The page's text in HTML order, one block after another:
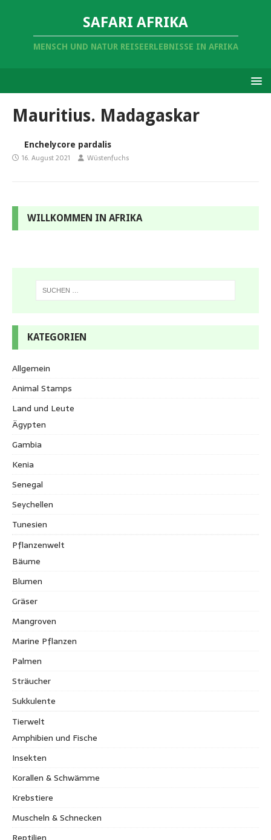
SAFARI AFRIKA
MENSCH UND NATUR REISEERLEBNISSE IN AFRIKA
Mauritius. Madagaskar
Enchelycore pardalis
16. August 2021 Wüstenfuchs
WILLKOMMEN IN AFRIKA
KATEGORIEN
Allgemein
Animal Stamps
Land und Leute
Ägypten
Gambia
Kenia
Senegal
Seychellen
Tunesien
Pflanzenwelt
Bäume
Blumen
Gräser
Mangroven
Marine Pflanzen
Palmen
Sträucher
Sukkulente
Tierwelt
Amphibien und Fische
Insekten
Korallen & Schwämme
Krebstiere
Muscheln & Schnecken